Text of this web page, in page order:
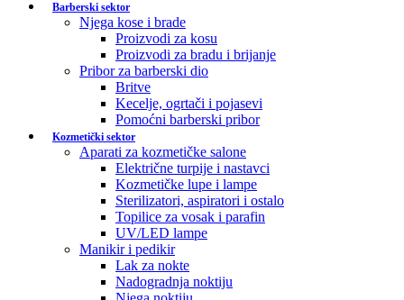
Barberski sektor
Njega kose i brade
Proizvodi za kosu
Proizvodi za bradu i brijanje
Pribor za barberski dio
Britve
Kecelje, ogrtači i pojasevi
Pomoćni barberski pribor
Kozmetički sektor
Aparati za kozmetičke salone
Električne turpije i nastavci
Kozmetičke lupe i lampe
Sterilizatori, aspiratori i ostalo
Topilice za vosak i parafin
UV/LED lampe
Manikir i pedikir
Lak za nokte
Nadogradnja noktiju